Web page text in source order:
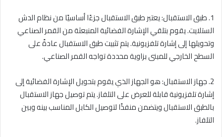
1. طبق الاستقبال: يعتبر طبق الاستقبال جزءًا أساسيًا من نظام الدش
الستلايت. يقوم بتلقي الإشارة الفضائية المنبعثة من القمر الصناعي
وتحويلها إلى إشارة تلفزيونية. يتم تثبيت طبق الاستقبال عادةً على
السطح الخارجي للمبنى بزاوية محددة تواجه القمر الصناعي.
2. جهاز الاستقبال: هو الجهاز الذي يقوم بتحويل الإشارة الفضائية إلى
إشارة تلفزيونية قابلة للعرض على التلفاز. يتم توصيل جهاز الاستقبال
بالطبق الاستقبال ويتضمن منفذًا لتوصيل الكابل المناسب بينه وبين
التلفاز.